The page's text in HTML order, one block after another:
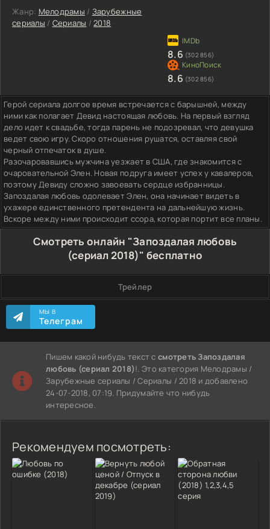
Жанр: Мелодрамы / Зарубежные
сериалы / Сериалы /2018
8.6 (302 856)
8.6 (302 856)
Герой сериала долгое время встречается с барышней, между
ними как полагает Девид настоящая любовь. На первый взгляд
дело идет к свадьбе, тогда парень не подозревал, что девушка
ведет свою игру. Скоро отношения рушатся, оставляя свой
черный отпечаток в душе.
Разочаровавшись мужчина уезжает в США, где знакомится с
очаровательной Элен. Новая подруга имеет успех у кавалеров,
поэтому Девиду сложно завоевать сердце избранницы.
Запоздалая любовь одолевает Элен, она начинает видеть в
ухажере единственного претендента на дальнейшую жизнь.
Вскоре между ними происходит ссора, которая портит все планы.
Смотреть онлайн "Запоздалая любовь
(сериал 2018)" бесплатно
Трейлер
МЫ В
Телеграм
Пишем какой нибудь текст ссмотреть Запоздалая
любовь (сериал 2018)!. Это категория Мелодрамы /
Зарубежные сериалы / Сериалы / 2018 и добавлено
24-07-2018, 07:19. Придумайте что нибудь
интересное.
Рекомендуем посмотреть: